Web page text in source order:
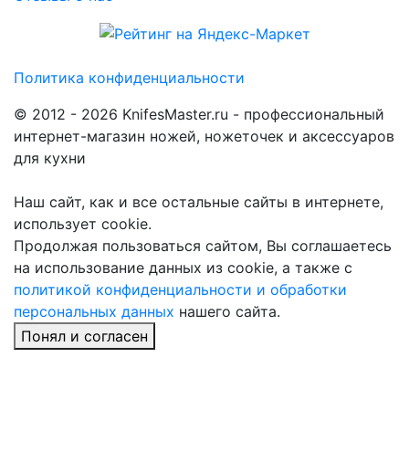
Политика конфиденциальности
© 2012 - 2026 KnifesMaster.ru - профессиональный
интернет-магазин ножей, ножеточек и аксессуаров
для кухни
Наш сайт, как и все остальные сайты в интернете,
использует cookie.
Продолжая пользоваться сайтом, Вы соглашаетесь
на использование данных из cookie, а также с
политикой конфиденциальности и обработки
персональных данных нашего сайта.
Понял и согласен